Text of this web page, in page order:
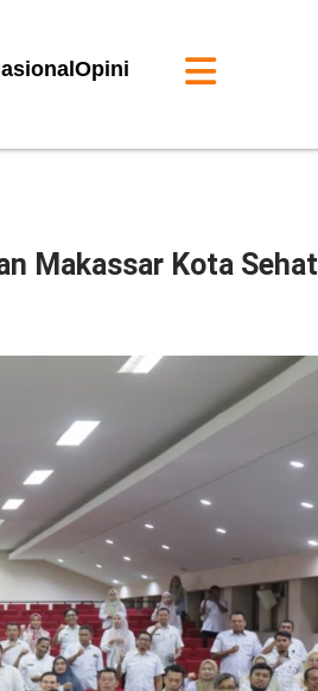
Opini
Makassar Kota Sehat